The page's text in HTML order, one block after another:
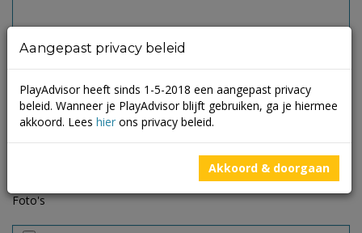
Foto's
Aangepast privacy beleid
PlayAdvisor heeft sinds 1-5-2018 een aangepast privacy
beleid. Wanneer je PlayAdvisor blijft gebruiken, ga je hiermee
akkoord. Lees hier ons privacy beleid.
Akkoord & doorgaan